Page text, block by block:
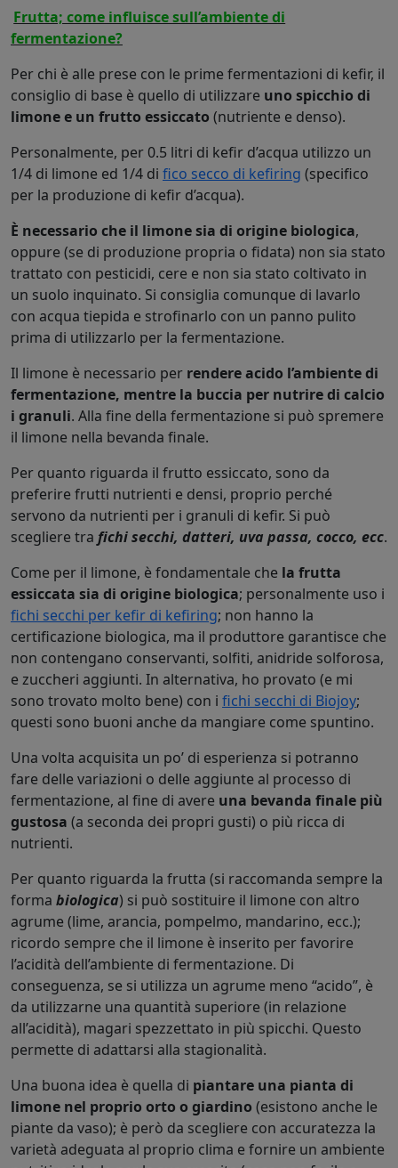
Frutta; come influisce sull’ambiente di
fermentazione?
Per chi è alle prese con le prime fermentazioni di kefir, il
consiglio di base è quello di utilizzare uno spicchio di
limone e un frutto essiccato (nutriente e denso).
Personalmente, per 0.5 litri di kefir d’acqua utilizzo un
1/4 di limone ed 1/4 di fico secco di kefiring (specifico
per la produzione di kefir d’acqua).
È necessario che il limone sia di origine biologica,
oppure (se di produzione propria o fidata) non sia stato
trattato con pesticidi, cere e non sia stato coltivato in
un suolo inquinato. Si consiglia comunque di lavarlo
con acqua tiepida e strofinarlo con un panno pulito
prima di utilizzarlo per la fermentazione.
Il limone è necessario per rendere acido l’ambiente di
fermentazione, mentre la buccia per nutrire di calcio
i granuli. Alla fine della fermentazione si può spremere
il limone nella bevanda finale.
Per quanto riguarda il frutto essiccato, sono da
preferire frutti nutrienti e densi, proprio perché
servono da nutrienti per i granuli di kefir. Si può
scegliere tra fichi secchi, datteri, uva passa, cocco, ecc.
Come per il limone, è fondamentale che la frutta
essiccata sia di origine biologica; personalmente uso i
fichi secchi per kefir di kefiring; non hanno la
certificazione biologica, ma il produttore garantisce che
non contengano conservanti, solfiti, anidride solforosa,
e zuccheri aggiunti. In alternativa, ho provato (e mi
sono trovato molto bene) con i fichi secchi di Biojoy;
questi sono buoni anche da mangiare come spuntino.
Una volta acquisita un po’ di esperienza si potranno
fare delle variazioni o delle aggiunte al processo di
fermentazione, al fine di avere una bevanda finale più
gustosa (a seconda dei propri gusti) o più ricca di
nutrienti.
Per quanto riguarda la frutta (si raccomanda sempre la
forma biologica) si può sostituire il limone con altro
agrume (lime, arancia, pompelmo, mandarino, ecc.);
ricordo sempre che il limone è inserito per favorire
l’acidità dell’ambiente di fermentazione. Di
conseguenza, se si utilizza un agrume meno “acido”, è
da utilizzarne una quantità superiore (in relazione
all’acidità), magari spezzettato in più spicchi. Questo
permette di adattarsi alla stagionalità.
Una buona idea è quella di piantare una pianta di
limone nel proprio orto o giardino (esistono anche le
piante da vaso); è però da scegliere con accuratezza la
varietà adeguata al proprio clima e fornire un ambiente